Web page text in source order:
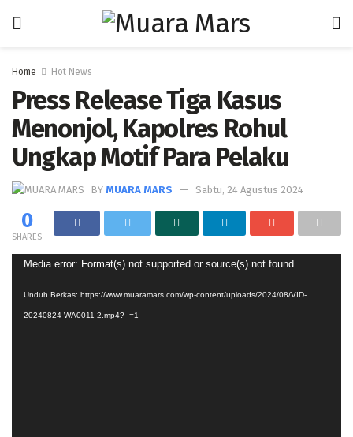
Home Hot News
Press Release Tiga Kasus
Menonjol, Kapolres Rohul
Ungkap Motif Para Pelaku
BY MUARA MARS Sabtu, 24 Agustus 2024
0
SHARES
Pemutar
Media error: Format(s) not supported or source(s) not found
Unduh Berkas: https://www.muaramars.com/wp-content/uploads/2024/08/VID-
20240824-WA0011-2.mp4?_=1